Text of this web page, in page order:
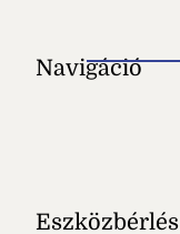
Navigáció
Eszközbérlés